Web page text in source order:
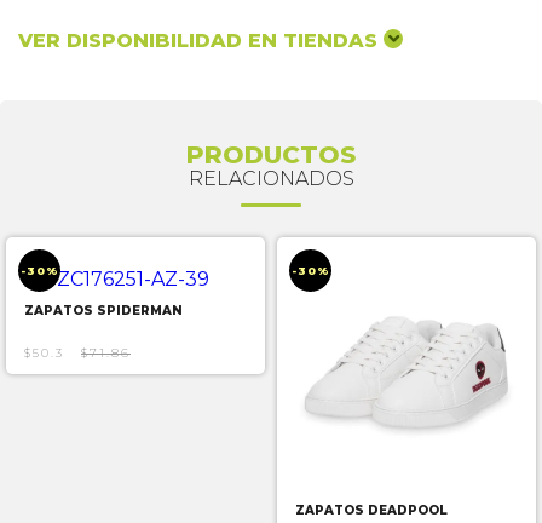
VER DISPONIBILIDAD EN TIENDAS
PRODUCTOS
RELACIONADOS
-30%
ZAPATOS SPIDERMAN
$50.3 $71.86
-30%
ZAPATOS DEADPOOL